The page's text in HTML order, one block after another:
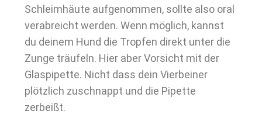
Schleimhäute aufgenommen, sollte also oral
verabreicht werden. Wenn möglich, kannst
du deinem Hund die Tropfen direkt unter die
Zunge träufeln. Hier aber Vorsicht mit der
Glaspipette. Nicht dass dein Vierbeiner
plötzlich zuschnappt und die Pipette
zerbeißt.